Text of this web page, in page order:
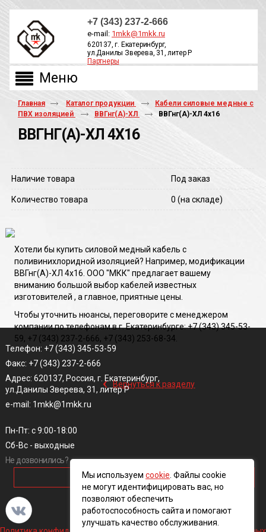
+7 (343) 237-2-666
e-mail: 1mkk@1mkk.ru
620137, г. Екатеринбург,
ул.Данилы Зверева, 31, литер Р
Партнеры
Главная Каталог продукции
Кабели силовые медные с
ПВХ изоляцией
ВВГнг(А)-ХЛ ВВГнг(A)-ХЛ 4х16
ВВГНГ(A)-ХЛ 4Х16
Наличие товара Под заказ
Количество товара 0(на складе)
Хотели бы купить силовой медный кабель с
поливинихлоридной изоляцией? Например, модификации
ВВГнг(A)-ХЛ 4х16. ООО "МКК" предлагает вашему
вниманию большой выбор кабелей известных
изготовителей , а главное, приятные цены.
Чтобы уточнить нюансы, переговорите с менеджером
компании по телефонам в г. Екатеринбурге: +7 (343) 345-53-
59, +7 (343) 237-2-666, +7 (343) 253-68-34.
‹ Вернуться к разделу
Телефон: +7 (343) 345-53-59
Факс: +7 (343) 237-2-666
Адрес: 620137, Россия, г. Екатеринбург,
ул.Данилы Зверева, 31, литер Р
e-mail: 1mkk@1mkk.ru
Пн-Пт: с 9:00-18:00
Сб-Вс - выходные
Не дозвонились?
ОБРАТНЫЙ ЗВОНОК
Мы используем cookie . Файлы cookie
не могут идентифицировать вас, но
позволяют обеспечить
работоспособность сайта и помогают
улучшать качество обслуживания.